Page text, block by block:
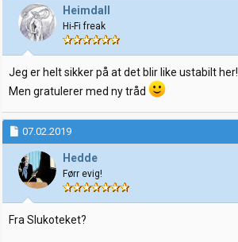
j
o
n
e
r
:
Heimdall
Hi-Fi freak
Jeg er helt sikker på at det blir like ustabilt her!
Men gratulerer med ny tråd
07.02.2019
Hedde
Førr evig!
Fra Slukoteket?